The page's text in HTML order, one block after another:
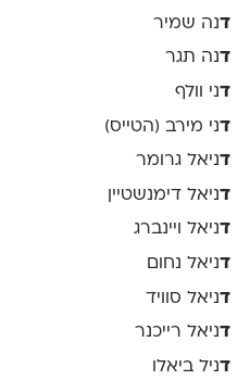
דנה שמיר
דנה תגר
דני וולף
דני מירב (הטייס)
דניאל גרומר
דניאל דימנשטיין
דניאל ויינברג
דניאל נחום
דניאל סוויד
דניאל רייכנר
דניל ביאלו